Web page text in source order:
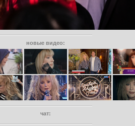
новые видео:
чат: